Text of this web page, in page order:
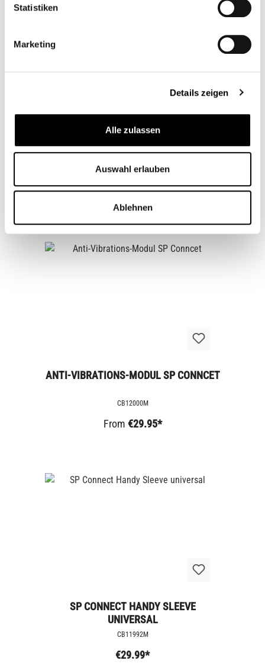
Statistiken
Marketing
Details zeigen
Alle zulassen
Auswahl erlauben
Ablehnen
ANTI-VIBRATIONS-MODUL SP CONNCET
CB12001
€24.95*
ANTI-VIBRATIONS-MODUL SP CONNCET
CB12000M
From €29.95*
SP CONNECT HANDY SLEEVE
UNIVERSAL
CB11992M
€29.99*